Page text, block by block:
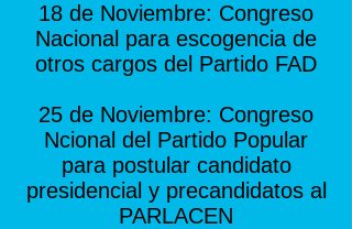
18 de Noviembre: Congreso
Nacional para escogencia de
otros cargos del Partido FAD
25 de Noviembre: Congreso
Ncional del Partido Popular
para postular candidato
presidencial y precandidatos al
PARLACEN